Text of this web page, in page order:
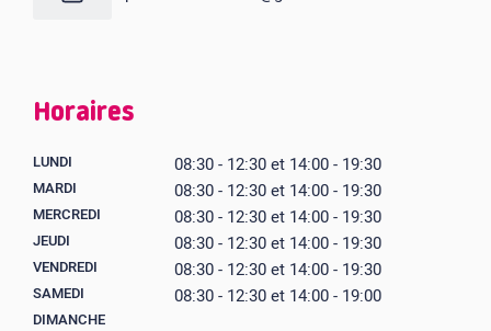
Horaires
LUNDI 08:30 - 12:30 et 14:00 - 19:30
MARDI 08:30 - 12:30 et 14:00 - 19:30
MERCREDI 08:30 - 12:30 et 14:00 - 19:30
JEUDI 08:30 - 12:30 et 14:00 - 19:30
VENDREDI 08:30 - 12:30 et 14:00 - 19:30
SAMEDI 08:30 - 12:30 et 14:00 - 19:00
DIMANCHE